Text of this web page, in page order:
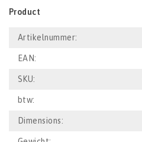
Product
Artikelnummer:
EAN:
SKU:
btw:
Dimensions: